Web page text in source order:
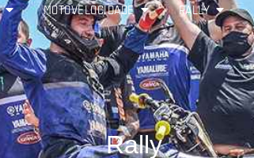
MOTOVELOCIDADE RALLY
Rally